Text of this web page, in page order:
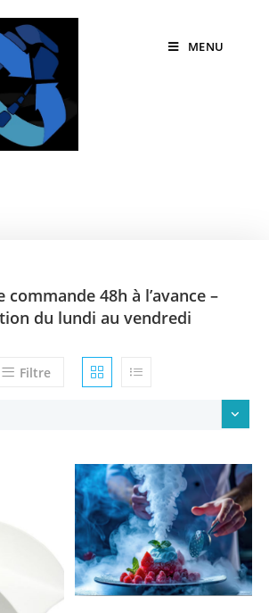
MENU
commande 48h à l’avance –
du lundi au vendredi
Filtre